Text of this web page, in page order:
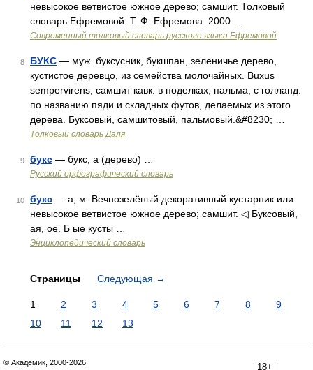
невысокое ветвистое южное дерево; самшит. Толковый
словарь Ефремовой. Т. Ф. Ефремова. 2000 …
Современный толковый словарь русского языка Ефремовой
8 БУКС — муж. буксусник, букшпан, зеленичье дерево,
кустистое деревцо, из семейства молочайных. Buxus
sempervirens, самшит кавк. в поделках, пальма, с голланд.
по названию пяди и складных футов, делаемых из этого
дерева. Буксовый, самшитовый, пальмовый.&#8230; …
Толковый словарь Даля
9 букс — букс, а (дерево) …
Русский орфографический словарь
10 букс — а; м. Вечнозелёный декоративный кустарник или
невысокое ветвистое южное дерево; самшит. ◁ Буксовый,
ая, ое. Б ые кусты …
Энциклопедический словарь
Страницы Следующая →
1 2 3 4 5 6 7 8
9
10
11 12 13
18+
© Академик, 2000-2026